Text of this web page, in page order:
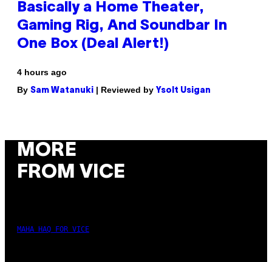
Basically a Home Theater,
Gaming Rig, And Soundbar In
One Box (Deal Alert!)
4 hours ago
By Sam Watanuki | Reviewed by Ysolt Usigan
MORE
FROM VICE
MAHA HAQ FOR VICE